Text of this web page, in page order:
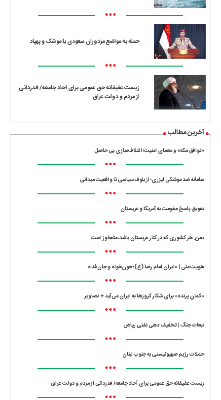
•••
حمله به مواضع مزدوران سعودی با موشک و پهپاد
•••
زیست عفیفانه حق عمومی برای آحاد جامعه/ قدردانی
از مردم و دولت عراق
آخرین مطالب
«توافق مکه» و معمای امنیت؛ ائتلاف‌سازی بی حاصل
•••
سامانه ضد موشکی لیزری؛ از بلوف سیاسی تا واقعیت میدانی
•••
تعویق پاسخ مقومت به آمریکا و عربستان
•••
یمن: هر کشوری که در کنار عربستان باشد، متجاوز است
•••
هویت ملی | «ایران امام رضا (ع)؛ خون‌خواه و جان‌فدا»
•••
«کمانِ پرنده» برای شکار کروزها به ایران می‌آید + تصاویر
•••
تبعات جنگ | تخفیف دهی نفتی ریاض
•••
حملات رژیم صهیونیستی به جنوب لبنان
•••
زیست عفیفانه حق عمومی برای آحاد جامعه/ قدردانی از مردم و دولت عراق